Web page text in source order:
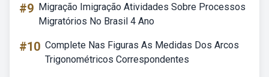
#9 Migração Imigração Atividades Sobre Processos
Migratórios No Brasil 4 Ano
#10 Complete Nas Figuras As Medidas Dos Arcos
Trigonométricos Correspondentes